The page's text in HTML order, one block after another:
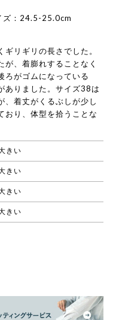
ズ：24.5-25.0cm
リギリの長さでした。
、着膨れすることなく
ろがゴムになっている
ありました。サイズ38は
、着丈がくるぶしが少し
おり、体型を拾うことな
きい
きい
きい
きい